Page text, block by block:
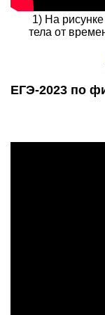
1) На
тела от
ЕГЭ-2023 по